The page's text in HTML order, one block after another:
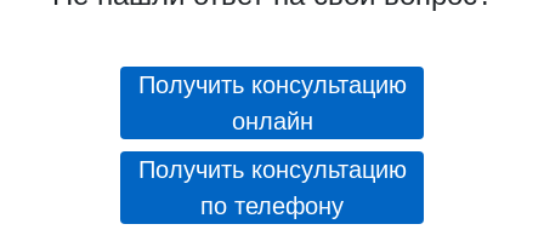
Не нашли ответ на свой вопрос?
Получить консультацию
онлайн
Получить консультацию
по телефону